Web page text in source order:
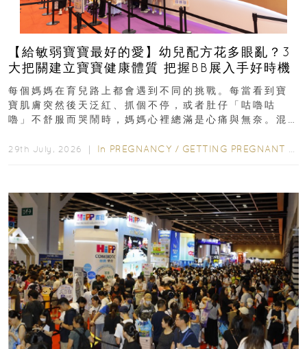
【給敏弱寶寶最好的愛】幼兒配方花多眼亂？3
大把關建立寶寶健康體質 把握BB展入手好時機
每個媽媽在育兒路上都會遇到不同的挑戰。每當看到寶
寶肌膚突然後天泛紅、抓個不停，或者肚仔「咕嚕咕
嚕」不舒服而哭鬧時，媽媽心裡總滿是心痛與無奈。混
29th July, 2026 ｜ In PREGNANCY / GETTING PREGNANT